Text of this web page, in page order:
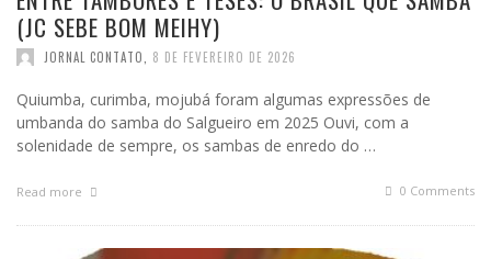
(JC SEBE BOM MEIHY)
JORNAL CONTATO, 8 DE FEVEREIRO DE 2026
Quiumba, curimba, mojubá foram algumas expressões de
umbanda do samba do Salgueiro em 2025 Ouvi, com a
solenidade de sempre, os sambas de enredo do …
Read more 0 Comments